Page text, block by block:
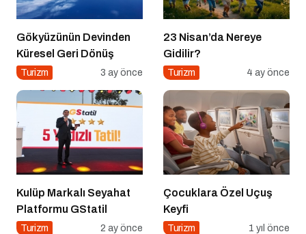
Gökyüzünün Devinden
Küresel Geri Dönüş
Turizm 3 ay önce
23 Nisan’da Nereye
Gidilir?
Turizm 4 ay önce
Kulüp Markalı Seyahat
Platformu GStatil
Turizm 2 ay önce
Çocuklara Özel Uçuş
Keyfi
Turizm 1 yıl önce